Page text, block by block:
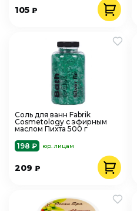
105 ₽
Соль для ванн Fabrik
Cosmetology с эфирным
маслом Пихта 500 г
198 ₽
юр. лицам
209 ₽